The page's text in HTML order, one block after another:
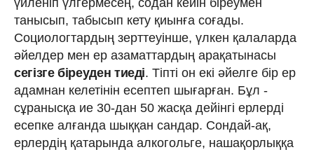
танысып, табысып кету қиынға соғады.
Социологтардың зерттеуінше, үлкен қалаларда
әйелдер мен ер азаматтардың арақатынасы
сегізге біреуден тиеді. Тіпті он екі әйелге бір ер
адамнан келетінін есептеп шығарған. Бұл -
сұранысқа ие 30-дан 50 жасқа дейінгі ерлерді
есепке алғанда шыққан сандар. Сондай-ақ,
ерлердің қатарында алкогольге, нашақорлыққа